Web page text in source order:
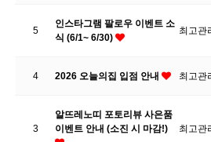
5
인스타그램 팔로우 이벤트 소
식 (6/1~ 6/30)
최고관
4 2026 오늘의집 입점 안내 최고관
3
알뜨레노띠 포토리뷰 사은품
이벤트 안내 (소진 시 마감!)
최고관